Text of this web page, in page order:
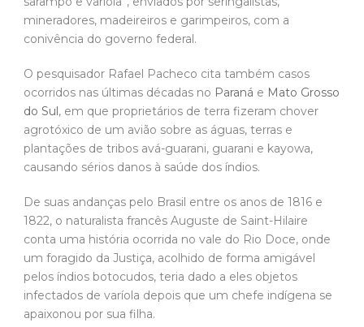
mineradores, madeireiros e garimpeiros, com a
conivência do governo federal.
O pesquisador Rafael Pacheco cita também casos
ocorridos nas últimas décadas no Paraná e Mato Grosso
do Sul, em que proprietários de terra fizeram chover
agrotóxico de um avião sobre as águas, terras e
plantações de tribos avá-guarani, guarani e kayowa,
causando sérios danos à saúde dos índios.
De suas andanças pelo Brasil entre os anos de 1816 e
1822, o naturalista francês Auguste de Saint-Hilaire
conta uma história ocorrida no vale do Rio Doce, onde
um foragido da Justiça, acolhido de forma amigável
pelos índios botocudos, teria dado a eles objetos
infectados de varíola depois que um chefe indígena se
apaixonou por sua filha.